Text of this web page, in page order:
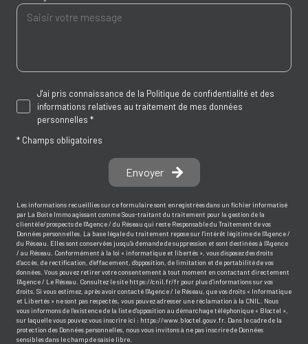
J'ai pris connaissance de la Politique de confidentialité et des
informations relatives au traitement de mes données
personnelles *
* Champs obligatoires
Envoyer
Les informations recueillies sur ce formulaire sont enregistrées dans un fichier informatisé
par La Boite Immo agissant comme Sous-traitant du traitement pour la gestion de la
clientèle/prospects de l'Agence / du Réseau qui reste Responsable du Traitement de vos
Données personnelles. La base légale du traitement repose sur l'intérêt légitime de l'Agence /
du Réseau. Elles sont conservées jusqu'à demande de suppression et sont destinées à l'Agence
/ au Réseau. Conformément à la loi « informatique et libertés », vous disposez des droits
d’accès, de rectification, d’effacement, d’opposition, de limitation et de portabilité de vos
données. Vous pouvez retirer votre consentement à tout moment en contactant directement
l’Agence / Le Réseau. Consultez le site https://cnil.fr/fr pour plus d’informations sur vos
droits. Si vous estimez, après avoir contacté l'Agence / le Réseau, que vos droits « Informatique
et Libertés » ne sont pas respectés, vous pouvez adresser une réclamation à la CNIL. Nous
vous informons de l’existence de la liste d'opposition au démarchage téléphonique « Bloctel »,
sur laquelle vous pouvez vous inscrire ici : https://www.bloctel.gouv.fr . Dans le cadre de la
protection des Données personnelles, nous vous invitons à ne pas inscrire de Données
sensibles dans le champ de saisie libre.